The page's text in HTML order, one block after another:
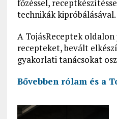
főzéssel,
technikák kipróbálásával.
A TojásReceptek
recepteket, bevált
gyakorlati tanácsokat
Bővebben rólam és a